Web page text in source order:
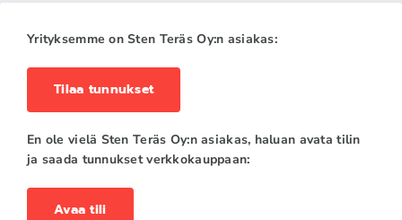
Yrityksemme on Sten Teräs Oy:n asiakas:
Tilaa tunnukset
En ole vielä Sten Teräs Oy:n asiakas, haluan avata tilin
ja saada tunnukset verkkokauppaan:
Avaa tili